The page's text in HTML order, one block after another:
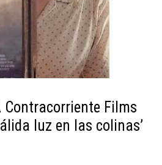
Contracorriente Films
luz en las colinas’